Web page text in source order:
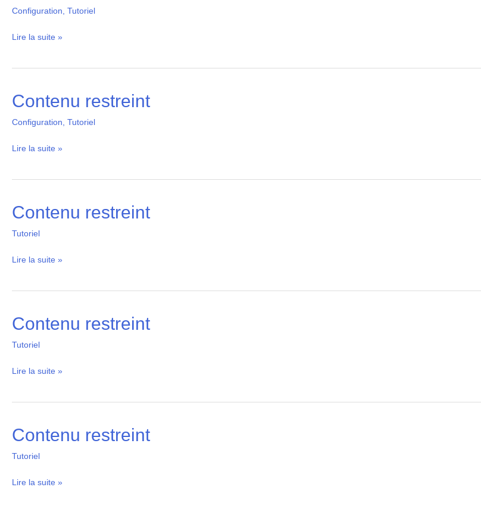
Configuration Tutoriel
Lire la suite »
Contenu restreint
Configuration Tutoriel
Contenu
Lire la suite »
Contenu restreint
Tutoriel
Contenu
Lire la suite »
Contenu restreint
Tutoriel
Contenu
Lire la suite »
Contenu restreint
Tutoriel
Contenu
Lire la suite »